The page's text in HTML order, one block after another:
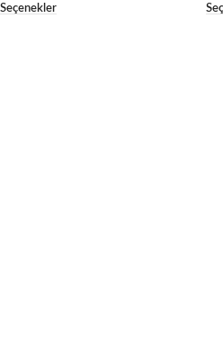
Seçenekler